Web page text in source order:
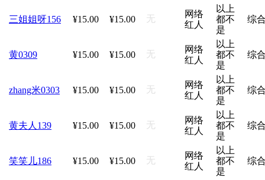
三姐姐呀156 ¥15.00 ¥15.00 无
网络
红人
以上
都不
是
综
黄0309 ¥15.00 ¥15.00 无
网络
红人
以上
都不
是
综
zhang米0303 ¥15.00 ¥15.00 无
网络
红人
以上
都不
是
综
黄夫人139 ¥15.00 ¥15.00 无
网络
红人
以上
都不
是
综
笑笑儿186 ¥15.00 ¥15.00 无
网络
红人
以上
都不
是
综